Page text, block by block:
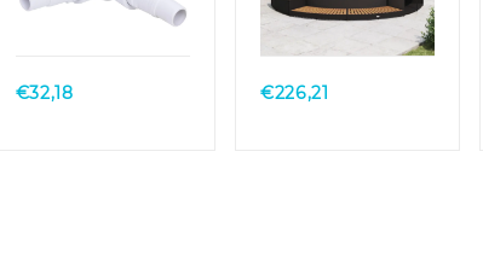
Quick View
€32,18
Quick View
€226,21